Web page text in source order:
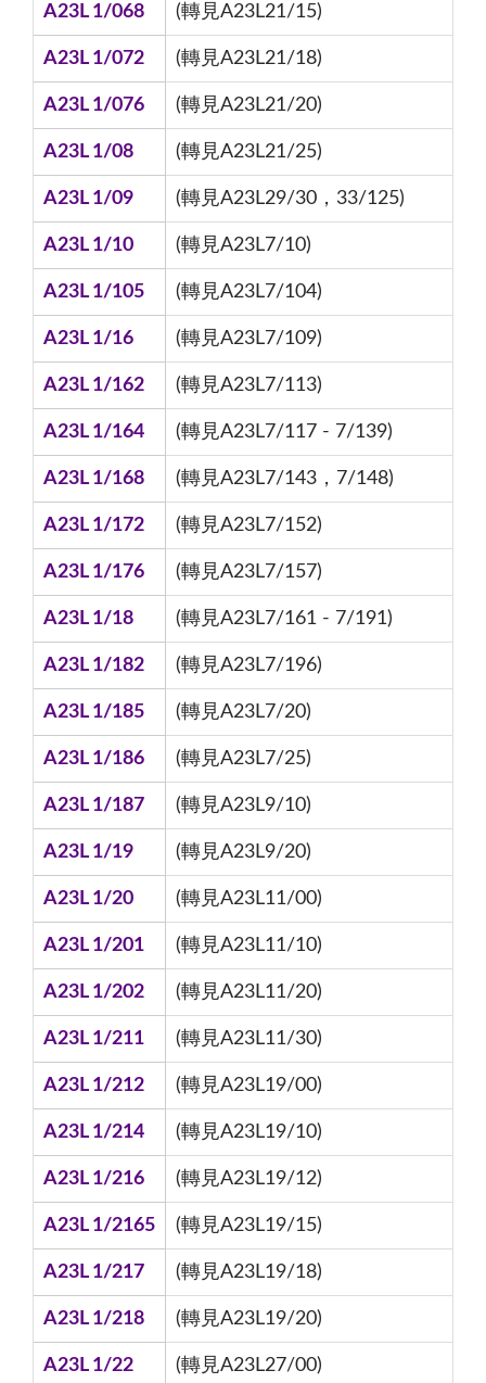
A23L 1/068 (轉見A23L21/15)
A23L 1/072 (轉見A23L21/18)
A23L 1/076 (轉見A23L21/20)
A23L 1/08 (轉見A23L21/25)
A23L 1/09 (轉見A23L29/30，33/125)
A23L 1/10 (轉見A23L7/10)
A23L 1/105 (轉見A23L7/104)
A23L 1/16 (轉見A23L7/109)
A23L 1/162 (轉見A23L7/113)
A23L 1/164 (轉見A23L7/117 - 7/139)
A23L 1/168 (轉見A23L7/143，7/148)
A23L 1/172 (轉見A23L7/152)
A23L 1/176 (轉見A23L7/157)
A23L 1/18 (轉見A23L7/161 - 7/191)
A23L 1/182 (轉見A23L7/196)
A23L 1/185 (轉見A23L7/20)
A23L 1/186 (轉見A23L7/25)
A23L 1/187 (轉見A23L9/10)
A23L 1/19 (轉見A23L9/20)
A23L 1/20 (轉見A23L11/00)
A23L 1/201 (轉見A23L11/10)
A23L 1/202 (轉見A23L11/20)
A23L 1/211 (轉見A23L11/30)
A23L 1/212 (轉見A23L19/00)
A23L 1/214 (轉見A23L19/10)
A23L 1/216 (轉見A23L19/12)
A23L 1/2165 (轉見A23L19/15)
A23L 1/217 (轉見A23L19/18)
A23L 1/218 (轉見A23L19/20)
A23L 1/22 (轉見A23L27/00)